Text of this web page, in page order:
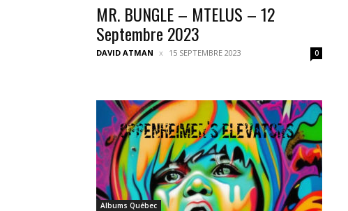
MR. BUNGLE – MTELUS – 12
Septembre 2023
DAVID ATMAN 15 SEPTEMBRE 2023 0
Albums Québec